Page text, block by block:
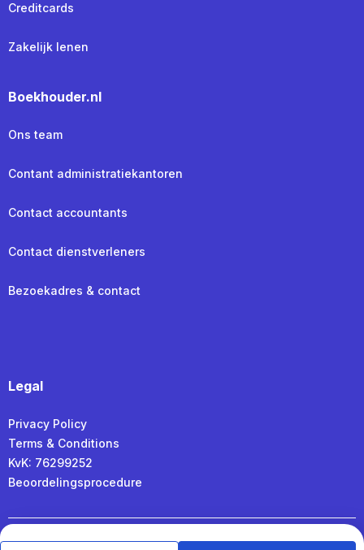
Creditcards
Zakelijk lenen
Boekhouder.nl
Ons team
Contant administratiekantoren
Contact accountants
Contact dienstverleners
Bezoekadres & contact
Legal
Privacy Policy
Terms & Conditions
KvK: 76299252
Beoordelingsprocedure